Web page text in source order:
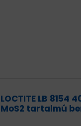
LOCTITE LB 8154
MoS2 tartalmú